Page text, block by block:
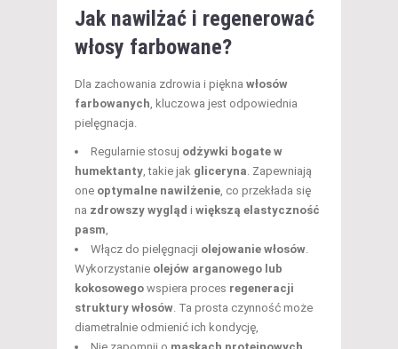
Jak nawilżać i regenerować
włosy farbowane?
Dla zachowania zdrowia i piękna włosów
farbowanych, kluczowa jest odpowiednia
pielęgnacja.
Regularnie stosuj odżywki bogate w
humektanty, takie jak gliceryna. Zapewniają
one optymalne nawilżenie, co przekłada się
na zdrowszy wygląd i większą elastyczność
pasm,
Włącz do pielęgnacji olejowanie włosów.
Wykorzystanie olejów arganowego lub
kokosowego wspiera proces regeneracji
struktury włosów. Ta prosta czynność może
diametralnie odmienić ich kondycję,